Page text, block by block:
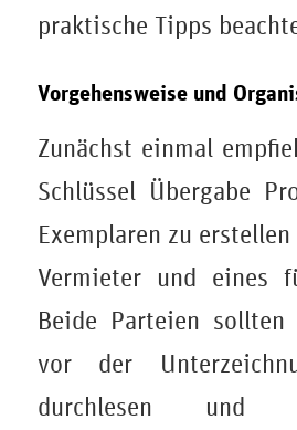
praktische Tipps
Vorgehensweise und
Zunächst einmal
Schlüssel Übergabe
Exemplaren zu
Vermieter und eines
Beide Parteien sollten
vor der
durchlesen und